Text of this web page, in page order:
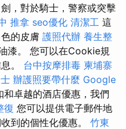
，對於騎士，警察或突擊
推拿 seo優化 清潔工 這
的皮膚 護照代辦 養生整
漆。 您可以在Cookie規
。 台中按摩排毒 柬埔寨
辦護照要帶什麼 Google
卓越的酒店優惠，我們
復 您可以提供電子郵件地
到的個性化優惠。 竹東